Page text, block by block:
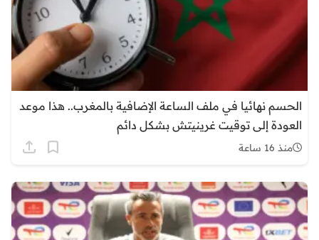
الحسم نهائيا في ملف الساعة الإضافية بالمغرب.. هذا موعد
العودة إلى توقيت غرينيتش بشكل دائم
منذ 16 ساعة